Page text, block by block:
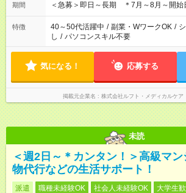
期間 ＜急募＞即日～長期 ＊7月～8月～開始
特徴 40～50代活躍中 / 副業・WワークOK /
し / パソコンスキル不要
気になる！ 応募する
掲載元企業名 株式会社ルフト・メディカルケ
未読
＜週2日～＊カンタン！＞高級マ
物代行などの生活サポート！
派遣 職種未経験OK 社会人未経験OK 大学生